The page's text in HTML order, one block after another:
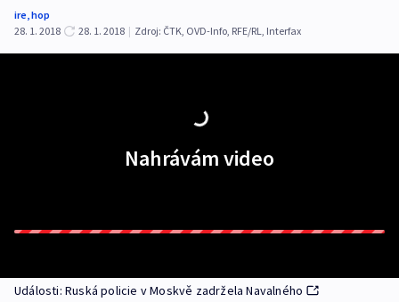
ire,hop
28. 1. 2018
28. 1. 2018 | Zdroj: ČTK, OVD-Info, RFE/RL, Interfax
Nahrávám video
Události: Ruská policie v Moskvě zadržela Navalného